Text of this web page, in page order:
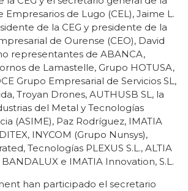
Empresarios de Lugo (CEL), Jaime L.
de la CEG y presidente de la
de Ourense (CEO), David
representantes de ABANCA,
de Lamastelle, Grupo HOTUSA,
Grupo Empresarial de Servicios SL,
Troyan Drones, AUTHUSB SL, la
del Metal y Tecnologías
(ASIME), Paz Rodríguez, IMATIA
INYCOM (Grupo Nunsys),
Tecnologías PLEXUS S.L., ALTIA
BANDALUX e IMATIA Innovation, S.L.
han participado el secretario